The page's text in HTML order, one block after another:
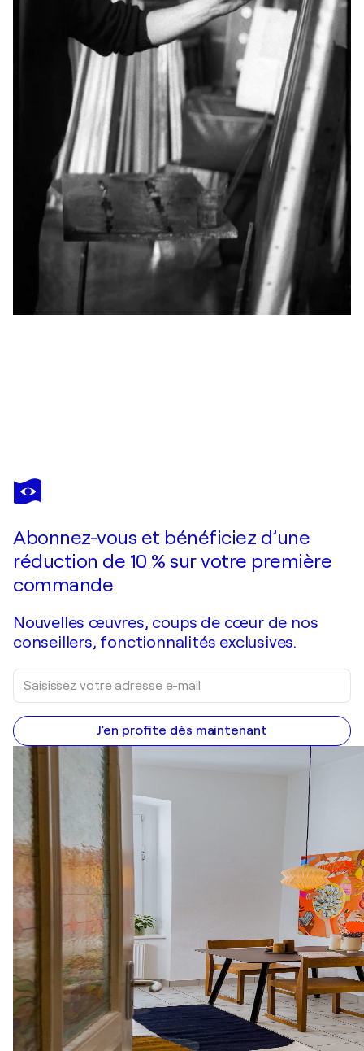
EUGENIO FOZ
Le motard
Abonnez-vous et bénéficiez d’une
réduction de 10 % sur votre première
commande
Nouvelles œuvres, coups de cœur de nos
conseillers, fonctionnalités exclusives.
J'en profite dès maintenant